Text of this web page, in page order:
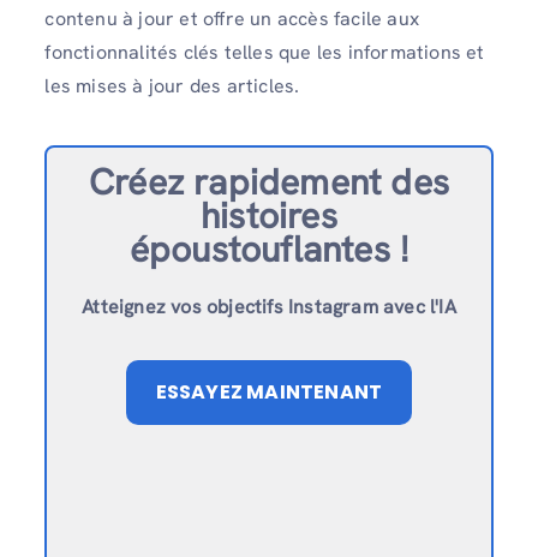
contenu à jour et offre un accès facile aux
fonctionnalités clés telles que les informations et
les mises à jour des articles.
Créez rapidement des
histoires
époustouflantes !
Atteignez vos objectifs Instagram avec l'IA
ESSAYEZ MAINTENANT